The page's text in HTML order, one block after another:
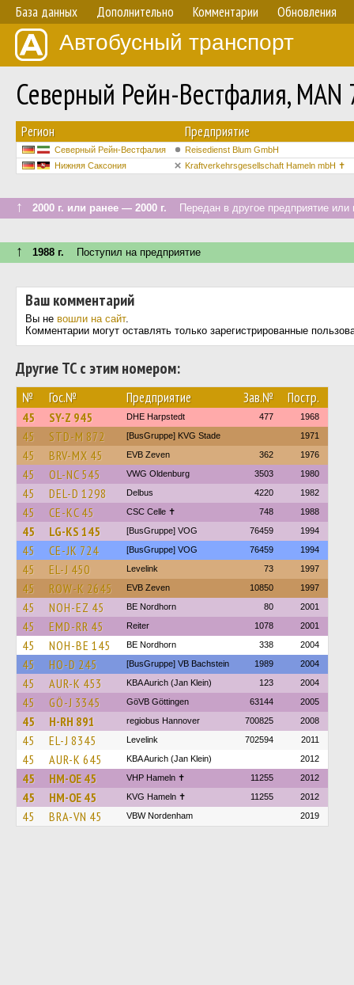
База данных Дополнительно Комментарии Обновления
Автобусный транспорт
Северный Рейн-Вестфалия,
Регион Предприятие
Северный Рейн-Вестфалия
Reisedienst Blum GmbH
Нижняя Саксония
Kraftverkehrsgesellschaft Hameln mbH ✝
↑ 2000 г. или ранее — 2000 г. Передан в другое предприятие или
↑ 1988 г. Поступил на предприятие
Ваш комментарий
Вы не вошли на сайт.
Комментарии могут оставлять только зарегистрированные
Другие ТС с этим номером:
№ Гос.№ Предприятие Зав.№ Постр.
45 SY-Z 945 DHE Harpstedt 477 1968
45 STD-M 872 [BusGruppe] KVG Stade 1971
45 BRV-MX 45 EVB Zeven 362 1976
45 OL-NC 545 VWG Oldenburg 3503 1980
45 DEL-D 1298 Delbus 4220 1982
45 CE-KC 45 CSC Celle ✝ 748 1988
45 LG-KS 145 [BusGruppe] VOG 76459 1994
45 CE-JK 724 [BusGruppe] VOG 76459 1994
45 EL-J 450 Levelink 73 1997
45 ROW-K 2645 EVB Zeven 10850 1997
45 NOH-EZ 45 BE Nordhorn 80 2001
45 EMD-RR 45 Reiter 1078 2001
45 NOH-BE 145 BE Nordhorn 338 2004
45 HO-D 245 [BusGruppe] VB Bachstein 1989 2004
45 AUR-K 453 KBA Aurich (Jan Klein) 123 2004
45 GÖ-J 3345 GöVB Göttingen 63144 2005
45 H-RH 891 regiobus Hannover 700825 2008
45 EL-J 8345 Levelink 702594 2011
45 AUR-K 645 KBA Aurich (Jan Klein) 2012
45 HM-OE 45 VHP Hameln ✝ 11255 2012
45 HM-OE 45 KVG Hameln ✝ 11255 2012
45 BRA-VN 45 VBW Nordenham 2019